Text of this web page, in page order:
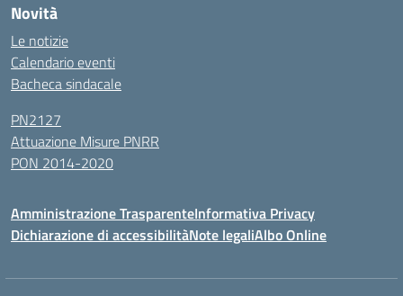
Novità
Le notizie
Calendario eventi
Bacheca sindacale
PN2127
Attuazione Misure PNRR
PON 2014-2020
Amministrazione TrasparenteInformativa Privacy
Dichiarazione di accessibilitàNote legaliAlbo Online